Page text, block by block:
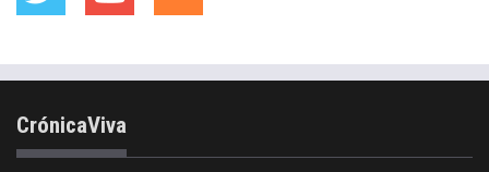
CrónicaViva